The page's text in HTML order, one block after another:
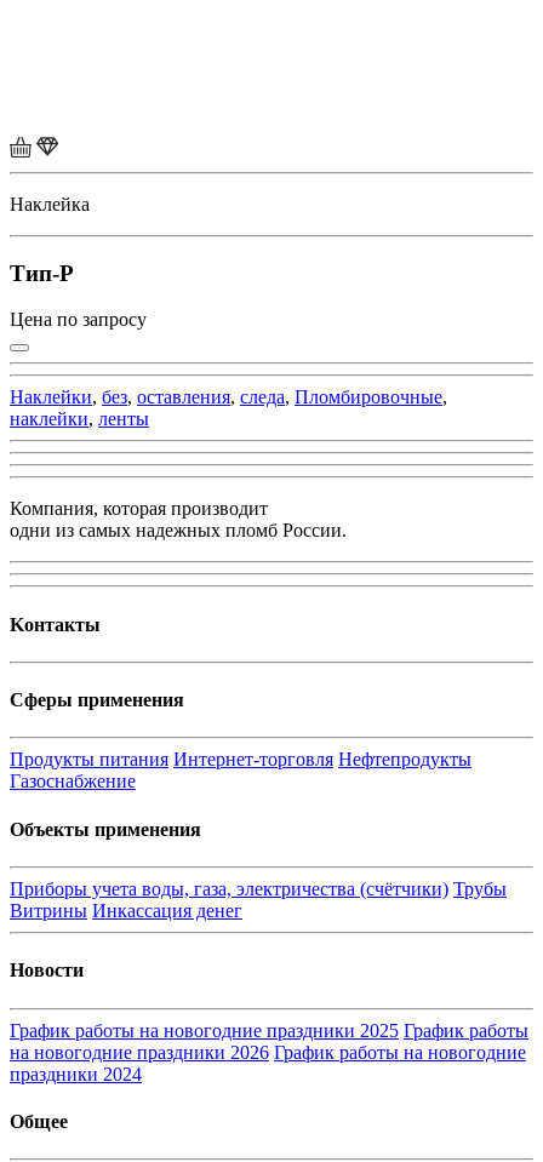
Наклейка
Тип-Р
Цена по запросу
Наклейки, без, оставления, следа, Пломбировочные,
наклейки, ленты
Компания, которая производит
одни из самых надежных пломб России.
Kонтакты
Сферы применения
Продукты питания Интернет-торговля Нефтепродукты
Газоснабжение
Объекты применения
Приборы учета воды, газа, электричества (счётчики) Трубы
Витрины Инкассация денег
Новости
График работы на новогодние праздники 2025 График работы
на новогодние праздники 2026 График работы на новогодние
праздники 2024
Общее